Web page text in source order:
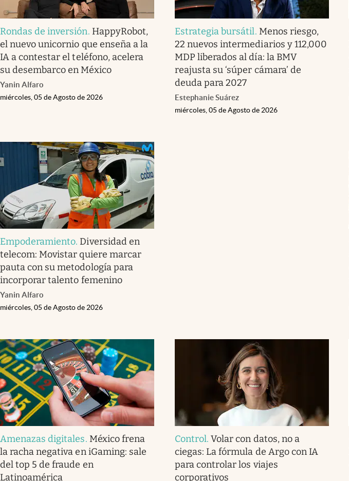
Rondas de inversión. HappyRobot,
el nuevo unicornio que enseña a la
IA a contestar el teléfono, acelera
su desembarco en México
Yanin Alfaro
miércoles, 05 de Agosto de 2026
Estrategia bursátil. Menos riesgo,
22 nuevos intermediarios y 112,000
MDP liberados al día: la BMV
reajusta su ‘súper cámara’ de
deuda para 2027
Estephanie Suárez
miércoles, 05 de Agosto de 2026
Empoderamiento. Diversidad en
telecom: Movistar quiere marcar
pauta con su metodología para
incorporar talento femenino
Yanin Alfaro
miércoles, 05 de Agosto de 2026
Amenazas digitales. México frena
la racha negativa en iGaming: sale
del top 5 de fraude en
Latinoamérica
Control.Volar con datos, no a
ciegas: La fórmula de Argo con IA
para controlar los viajes
corporativos